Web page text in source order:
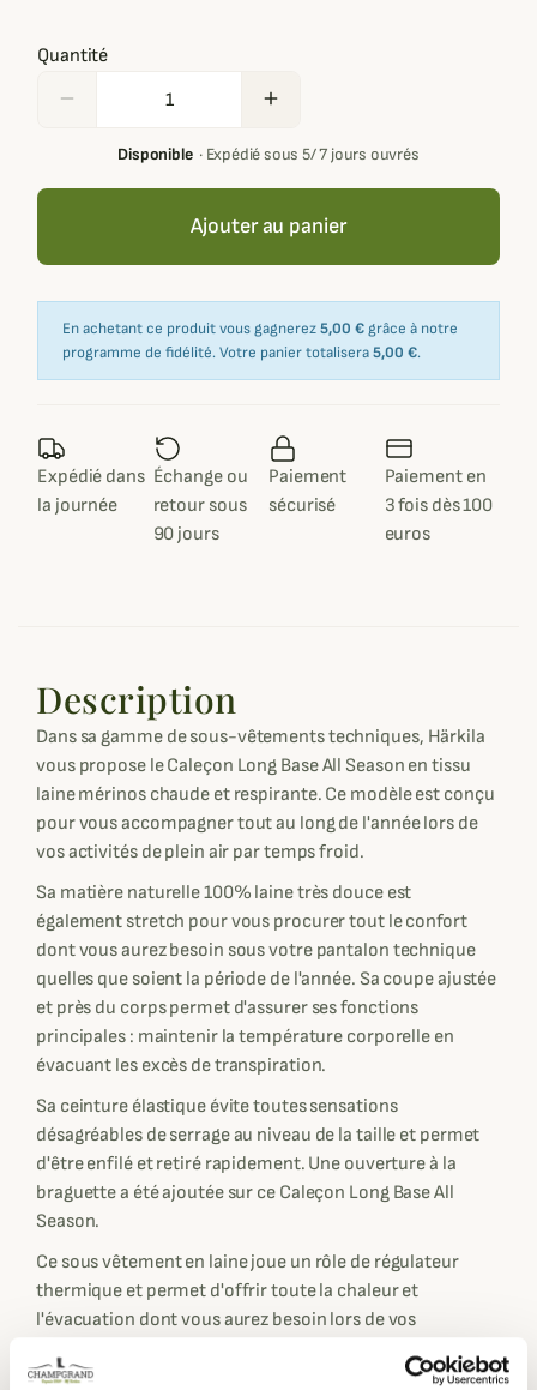
Quantité
remove add
Disponible· Expédié sous 5/ 7 jours ouvrés
Ajouter au panier
En achetant ce produit vous gagnerez5,00 € grâce à notre
programme de fidélité. Votre panier totalisera5,00 €.
Expédié dans
la journée
Échange ou
retour sous
90 jours
Paiement
sécurisé
Paiement en
3 fois dès 100
euros
Description
Dans sa gamme de sous-vêtements techniques, Härkila
vous propose le Caleçon Long Base All Season en tissu
laine mérinos chaude et respirante. Ce modèle est conçu
pour vous accompagner tout au long de l'année lors de
vos activités de plein air par temps froid.
Sa matière naturelle 100% laine très douce est
également stretch pour vous procurer tout le confort
dont vous aurez besoin sous votre pantalon technique
quelles que soient la période de l'année. Sa coupe ajustée
et près du corps permet d'assurer ses fonctions
principales : maintenir la température corporelle en
évacuant les excès de transpiration.
Sa ceinture élastique évite toutes sensations
désagréables de serrage au niveau de la taille et permet
d'être enfilé et retiré rapidement. Une ouverture à la
braguette a été ajoutée sur ce Caleçon Long Base All
Season.
Ce sous vêtement en laine joue un rôle de régulateur
thermique et permet d'offrir toute la chaleur et
l'évacuation dont vous aurez besoin lors de vos